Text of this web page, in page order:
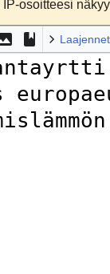
IP-osoitteesi